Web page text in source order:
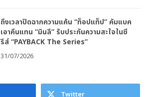
ถึงเวลาปิดฉากความแค้น “ท็อปแท็ป” คัมแบค
เอาคืนแทน “มินลี” รับประกันความสะใจในซี
รีส์ “PAYBACK The Series”
31/07/2026
Twitter